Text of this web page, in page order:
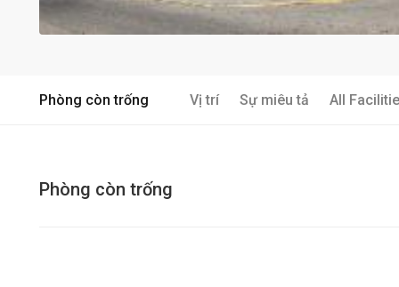
Phòng còn trống Vị trí Sự miêu tả All
Phòng còn trống